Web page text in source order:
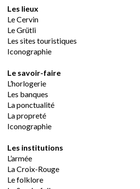
Les lieux
Le Cervin
Le Grütli
Les sites touristiques
Iconographie
Le savoir-faire
L’horlogerie
Les banques
La ponctualité
La propreté
Iconographie
Les institutions
L’armée
La Croix-Rouge
Le folklore